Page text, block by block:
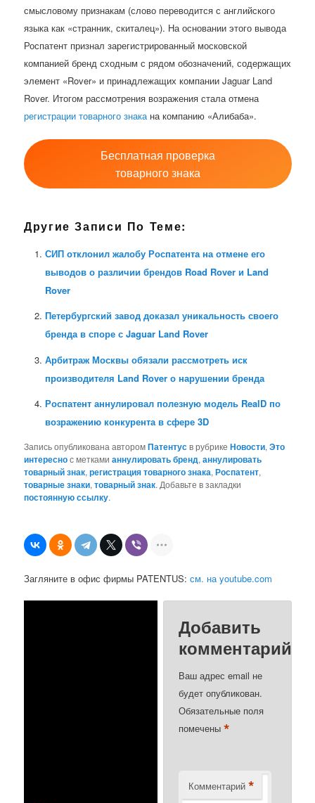
смысловому признакам (слово переводится с английского
языка как «странник, скиталец»). На основании этого вывода
Роспатент признал зарегистрированный московской
компанией бренд сходным с рядом обозначений, содержащих
элемент «Rover» и принадлежащих компании Jaguar Land
Rover. Итогом рассмотрения возражения стала отмена
регистрации товарного знака на компанию «Алибаба».
Бесплатная проверка
товарного знака
Другие Записи По Теме:
СИП отклонил жалобу Роспатента на отмене его
выводов о различии брендов Road Rover и Land
Rover
Петербургский завод доказал уникальность своего
бренда в споре с Jaguar Land Rover
Арбитраж Москвы обязали рассмотреть иск
производителя Land Rover о нарушении бренда
Роспатент аннулировал полезную модель RealD по
возражению конкурента в сфере 3D
Запись опубликована авторомПатентусв рубрикеНовости,Это
интереснос меткамианнулировать бренд,аннулировать
товарный знак,регистрация товарного знака,Роспатент,
товарные знаки,товарный знак. Добавьте в закладки
постоянную ссылку.
Загляните в офис фирмы PATENTUS:см. на youtube.com
Добавить
комментарий
Ваш адрес email не
будет опубликован.
Обязательные поля
помечены*
Комментарий *